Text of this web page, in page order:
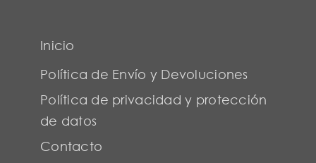
Inicio
Política de Envío y Devoluciones
Política de privacidad y protección
de datos
Contacto